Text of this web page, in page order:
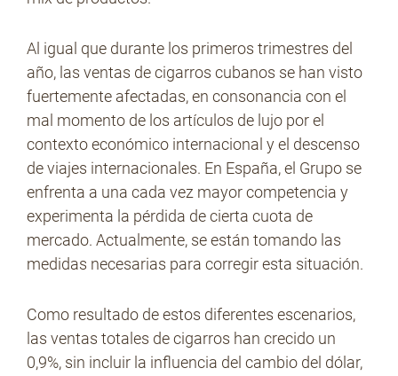
Al igual que durante los primeros trimestres del
año, las ventas de cigarros cubanos se han visto
fuertemente afectadas, en consonancia con el
mal momento de los artículos de lujo por el
contexto económico internacional y el descenso
de viajes internacionales. En España, el Grupo se
enfrenta a una cada vez mayor competencia y
experimenta la pérdida de cierta cuota de
mercado. Actualmente, se están tomando las
medidas necesarias para corregir esta situación.
Como resultado de estos diferentes escenarios,
las ventas totales de cigarros han crecido un
0,9%, sin incluir la influencia del cambio del dólar,